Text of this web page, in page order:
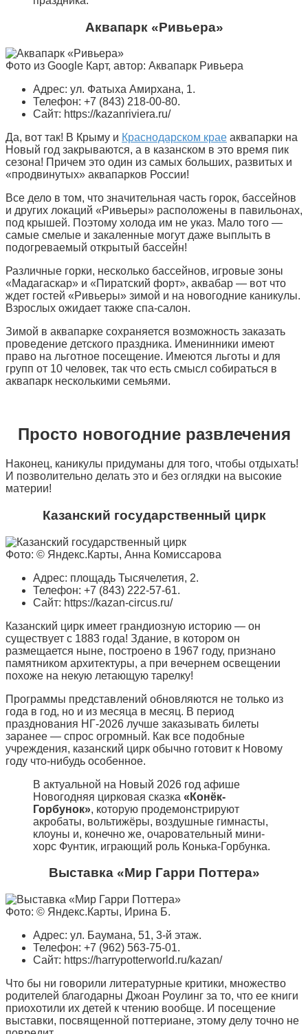
Аквапарк «Ривьера»
Фото из Google Карт, автор: Аквапарк Ривьера
Адрес: ул. Фатыха Амирхана, 1.
Телефон: +7 (843) 218-00-80.
Сайт: https://kazanriviera.ru/
Да, вот так! В Крыму и Краснодарском крае аквапарки на
Новый год закрываются, а в казанском в это время пик
сезона! Причем это один из самых больших, развитых и
«продвинутых» аквапарков России!
Все дело в том, что значительная часть горок, бассейнов
и других локаций «Ривьеры» расположены в павильонах,
под крышей. Поэтому холода им не указ. Мало того —
самые смелые и закаленные могут даже выплыть в
подогреваемый открытый бассейн!
Различные горки, несколько бассейнов, игровые зоны
«Мадагаскар» и «Пиратский форт», аквабар — вот что
ждет гостей «Ривьеры» зимой и на новогодние каникулы.
Взрослых ожидает также спа-салон.
Зимой в аквапарке сохраняется возможность заказать
проведение детского праздника. Именинники имеют
право на льготное посещение. Имеются льготы и для
групп от 10 человек, так что есть смысл собираться в
аквапарк несколькими семьями.
Просто новогодние развлечения
Наконец, каникулы придуманы для того, чтобы отдыхать!
И позволительно делать это и без оглядки на высокие
материи!
Казанский государственный цирк
Фото: © Яндекс.Карты, Анна Комиссарова
Адрес: площадь Тысячелетия, 2.
Телефон: +7 (843) 222-57-61.
Сайт: https://kazan-circus.ru/
Казанский цирк имеет грандиозную историю — он
существует с 1883 года! Здание, в котором он
размещается ныне, построено в 1967 году, признано
памятником архитектуры, а при вечернем освещении
похоже на некую летающую тарелку!
Программы представлений обновляются не только из
года в год, но и из месяца в месяц. В период
празднования НГ-2026 лучше заказывать билеты
заранее — спрос огромный. Как все подобные
учреждения, казанский цирк обычно готовит к Новому
году что-нибудь особенное.
В актуальной на Новый 2026 год афише
Новогодняя цирковая сказка «Конёк-
Горбунок», которую продемонстрируют
акробаты, вольтижёры, воздушные гимнасты,
клоуны и, конечно же, очаровательный мини-
хорс Фунтик, играющий роль Конька-Горбунка.
Выставка «Мир Гарри Поттера»
Фото: © Яндекс.Карты, Ирина Б.
Адрес: ул. Баумана, 51, 3-й этаж.
Телефон: +7 (962) 563-75-01.
Сайт: https://harrypotterworld.ru/kazan/
Что бы ни говорили литературные критики, множество
родителей благодарны Джоан Роулинг за то, что ее книги
приохотили их детей к чтению вообще. И посещение
выставки, посвященной поттериане, этому делу точно не